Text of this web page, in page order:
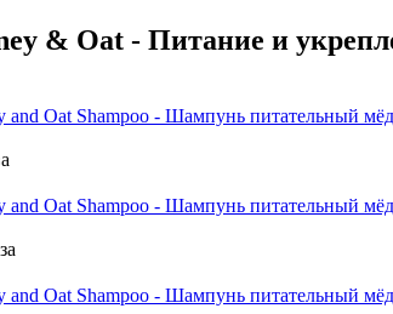
& Oat - Питание и
and Oat Shampoo - Шампунь питательный
and Oat Shampoo - Шампунь питательный
and Oat Shampoo - Шампунь питательный